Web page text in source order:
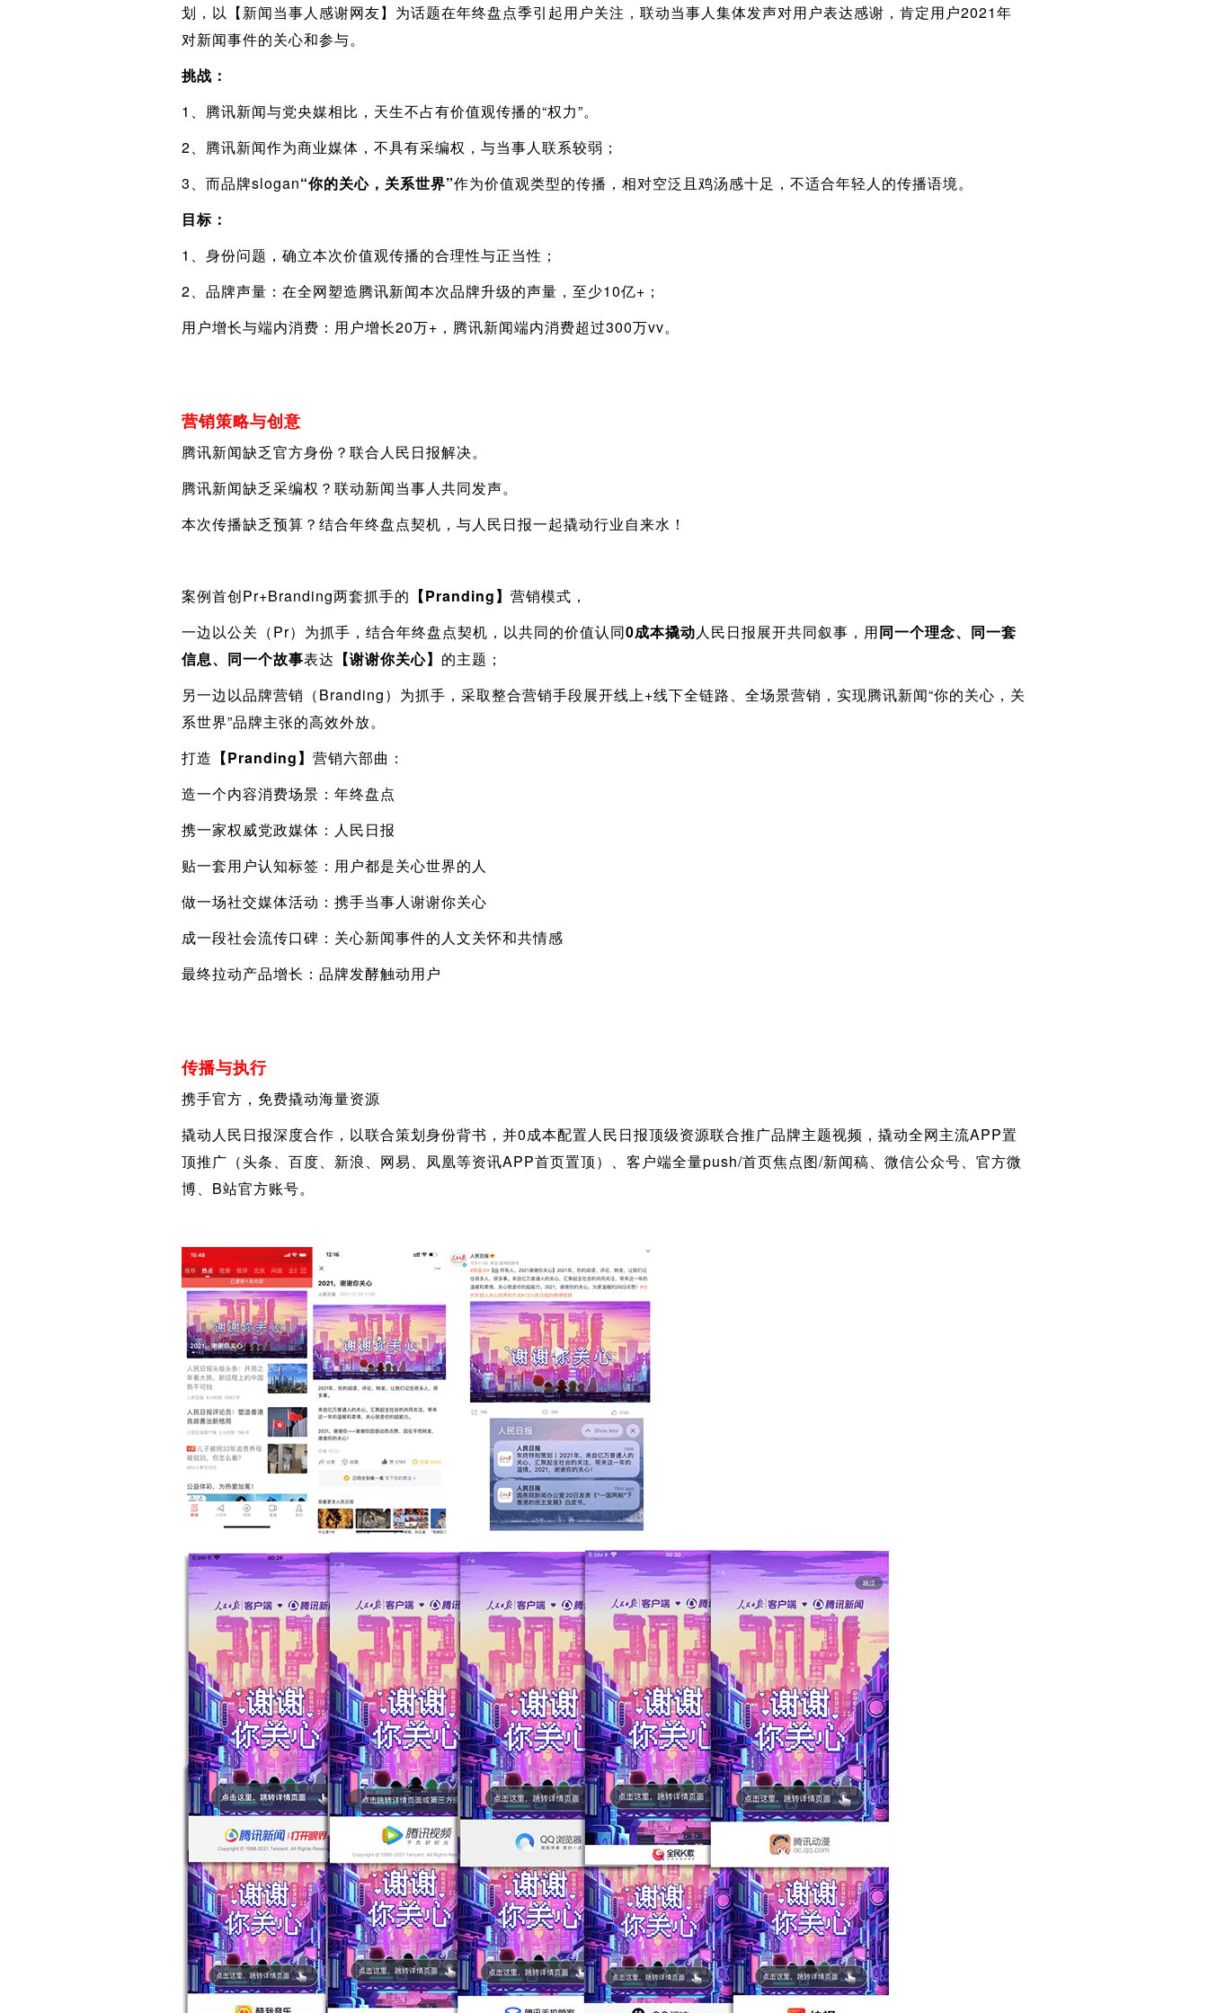
划，以【新闻当事人感谢网友】为话题在年终盘点季引起用户关注，联动当事人集体发声对用户表达感谢，肯定用户2021年
对新闻事件的关心和参与。
挑战：
1、腾讯新闻与党央媒相比，天生不占有价值观传播的“权力”。
2、腾讯新闻作为商业媒体，不具有采编权，与当事人联系较弱；
3、而品牌slogan“你的关心，关系世界”作为价值观类型的传播，相对空泛且鸡汤感十足，不适合年轻人的传播语境。
目标：
1、身份问题，确立本次价值观传播的合理性与正当性；
2、品牌声量：在全网塑造腾讯新闻本次品牌升级的声量，至少10亿+；
用户增长与端内消费：用户增长20万+，腾讯新闻端内消费超过300万vv。
营销策略与创意
腾讯新闻缺乏官方身份？联合人民日报解决。
腾讯新闻缺乏采编权？联动新闻当事人共同发声。
本次传播缺乏预算？结合年终盘点契机，与人民日报一起撬动行业自来水！
案例首创Pr+Branding两套抓手的 【Pranding】 营销模式，
一边以公关（Pr）为抓手，结合年终盘点契机，以共同的价值认同0成本撬动人民日报展开共同叙事，用同一个理念、同一套
信息、同一个故事表达 【谢谢你关心】 的主题；
另一边以品牌营销（Branding）为抓手，采取整合营销手段展开线上+线下全链路、全场景营销，实现腾讯新闻“你的关心，关
系世界”品牌主张的高效外放。
打造 【Pranding】 营销六部曲：
造一个内容消费场景：年终盘点
携一家权威党政媒体：人民日报
贴一套用户认知标签：用户都是关心世界的人
做一场社交媒体活动：携手当事人谢谢你关心
成一段社会流传口碑：关心新闻事件的人文关怀和共情感
最终拉动产品增长：品牌发酵触动用户
传播与执行
携手官方，免费撬动海量资源
撬动人民日报深度合作，以联合策划身份背书，并0成本配置人民日报顶级资源联合推广品牌主题视频，撬动全网主流APP置
顶推广（头条、百度、新浪、网易、凤凰等资讯APP首页置顶）、客户端全量push/首页焦点图/新闻稿、微信公众号、官方微
博、B站官方账号。